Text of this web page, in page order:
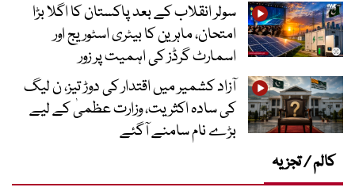
سولر انقلاب کے بعد پاکستان کا اگلا بڑا
امتحان، ماہرین کا بیٹری اسٹوریج اور
اسمارٹ گرڈز کی اہمیت پر زور
آزاد کشمیر میں اقتدار کی دوڑ تیز، ن لیگ
کی سادہ اکثریت، وزارت عظمیٰ کے لیے
بڑے نام سامنے آگئے
کالم / تجزیہ